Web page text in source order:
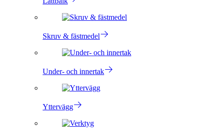
Skruv & fästmedel
Under- och innertak
Yttervägg